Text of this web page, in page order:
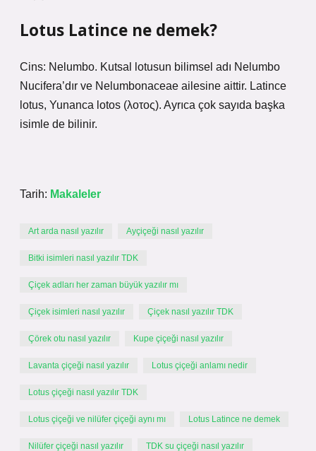
Lotus Latince ne demek?
Cins: Nelumbo. Kutsal lotusun bilimsel adı Nelumbo
Nucifera’dır ve Nelumbonaceae ailesine aittir. Latince
lotus, Yunanca lotos (λοτος). Ayrıca çok sayıda başka
isimle de bilinir.
Tarih: Makaleler
Art arda nasıl yazılır Ayçiçeği nasıl yazılır
Bitki isimleri nasıl yazılır TDK
Çiçek adları her zaman büyük yazılır mı
Çiçek isimleri nasıl yazılır Çiçek nasıl yazılır TDK
Çörek otu nasıl yazılır Kupe çiçeği nasıl yazılır
Lavanta çiçeği nasıl yazılır Lotus çiçeği anlamı nedir
Lotus çiçeği nasıl yazılır TDK
Lotus çiçeği ve nilüfer çiçeği aynı mı Lotus Latince ne demek
Nilüfer çiçeği nasıl yazılır TDK su çiçeği nasıl yazılır